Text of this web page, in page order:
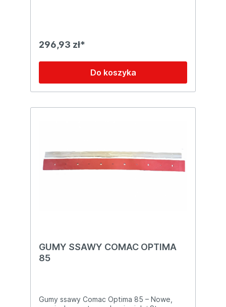
296,93 zł*
Do koszyka
GUMY SSAWY COMAC OPTIMA
85
Gumy ssawy Comac Optima 85 – Nowe,